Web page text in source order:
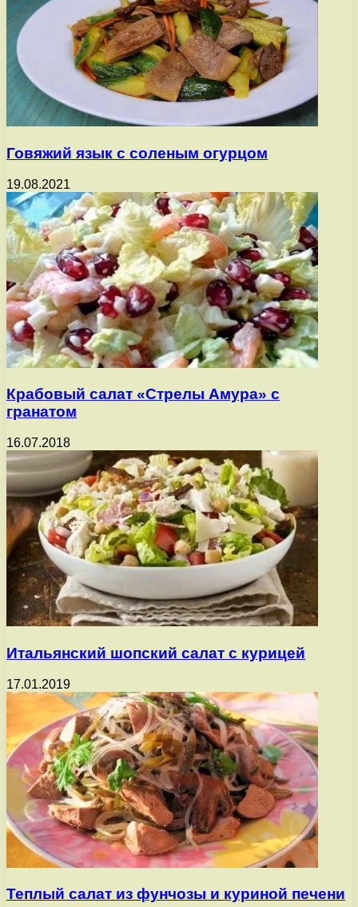
Говяжий язык с соленым огурцом
19.08.2021
Крабовый салат «Стрелы Амура» с
гранатом
16.07.2018
Итальянский шопский салат с курицей
17.01.2019
Теплый салат из фунчозы и куриной печени